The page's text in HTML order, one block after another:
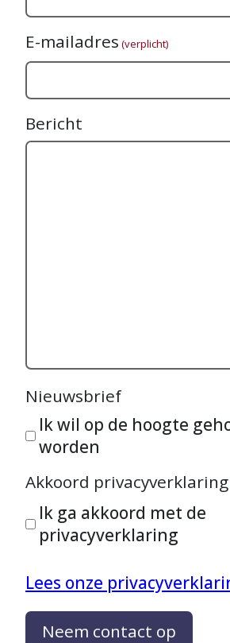
E-mailadres (verplicht)
Bericht
Nieuwsbrief
Ik wil op de hoogte
worden
Akkoord privacyverklaring
Ik ga akkoord met de
privacyverklaring
Lees onze
Neem contact op